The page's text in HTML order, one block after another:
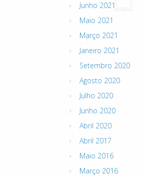
Junho 2021
Maio 2021
Março 2021
Janeiro 2021
Setembro 2020
Agosto 2020
Julho 2020
Junho 2020
Abril 2020
Abril 2017
Maio 2016
Março 2016